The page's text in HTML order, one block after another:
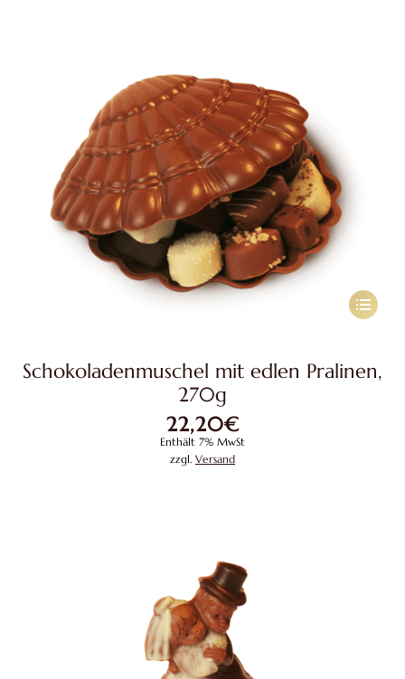
Dieses
mehrere
Schokoladenmuschel mit edlen Pralinen,
270g
22,20€
Enthält 7% MwSt
zzgl. Versand